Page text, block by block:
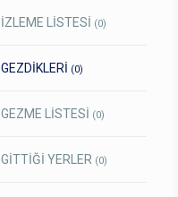
İZLEME LİSTESİ (0)
GEZDİKLERİ (0)
GEZME LİSTESİ (0)
GİTTİĞİ YERLER (0)